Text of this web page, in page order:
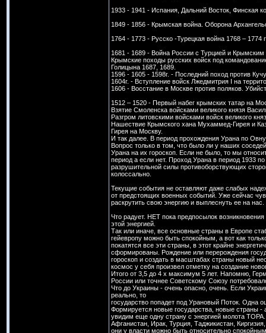
1933 - 1941 - Испания, Дальний Восток, Финская
1849 - 1856 - Крымская война. Оборона
1764 - 1773 - Русско -Турецкая война 1768 – 1774
1681 - 1689 - Война России с Турцией и Крымским
Крымские походы русских войск под
Голицына 1687, 1689.
1596 - 1605 - 1598г. - Последний поход против
1604г. - Вступление войск Лжедмитрия I на
1606 - Восстание в Москве против поляков.
1512 – 1520 - Первый набег крымских татар на
Взятие Смоленска войсками великого князя
Разгром литовскими войсками войск великого
Нашествие Крымского хана Мухаммед-Гирея и
Гирея на Москву.
И так далее. В период прохождения Урана по
Вопрос только в том, что было ли у наших
Урана на их гороскоп. Если не было, то мы
период а если нет. Проход Урана в период 1933
разрушительной силы противоборствующих
колоссально.
Текущие события не оставляют даже слабых
от предстоящих военных событий. Уже сейчас
раскрутить свою энергию и выплеснуть ее на нас.
Что радует. НЕТ пока предпосылок
этой энергией.
Так или иначе, все основные страны в Европе
гейевропу можно быть спокойным, а вот как
покатятся все эти страны, в этот крайне
сформированы. Рождение или перерождения
гороскоп и создать в масштабах страны новый
космос у себя произвел отметку на создание
Итого от 3,5 до 4 х максимум 5 лет. Напомню,
России или точнее Советскому Союзу
Что до Украины - очень опасно, очень. Если
реально, то
государство попадет под Урановый Поток. Одна
Формируется новые государства, новые страны -
увидим еще одну страну с энергией молота
Афганистан, Ирак, Турция, Таджикистан,
они у власти можно быть относительно